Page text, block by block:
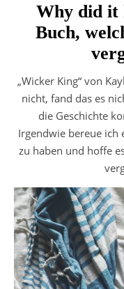
Why did it
Buch,
„Wicker King“ von
nicht, fand das es
die Geschichte
Irgendwie bereue ich
zu haben und hoffe